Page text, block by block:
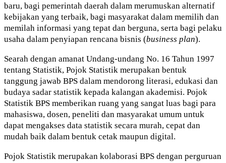
baru, bagi pemerintah daerah dalam merumuskan alternatif
kebijakan yang terbaik, bagi masyarakat dalam memilih dan
memilah informasi yang tepat dan berguna, serta bagi pelaku
usaha dalam penyiapan rencana bisnis (business plan).
Searah dengan amanat Undang-undang No. 16 Tahun 1997
tentang Statistik, Pojok Statistik merupakan bentuk
tanggung jawab BPS dalam mendorong literasi, edukasi dan
budaya sadar statistik kepada kalangan akademisi. Pojok
Statistik BPS memberikan ruang yang sangat luas bagi para
mahasiswa, dosen, peneliti dan masyarakat umum untuk
dapat mengakses data statistik secara murah, cepat dan
mudah baik dalam bentuk cetak maupun digital.
Pojok Statistik merupakan kolaborasi BPS dengan perguruan